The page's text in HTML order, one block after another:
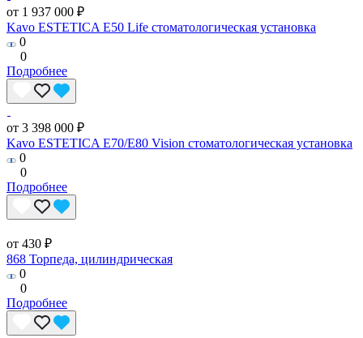
от 1 937 000 ₽
Kavo ESTETICA E50 Life стоматологическая установка
0
0
Подробнее
от 3 398 000 ₽
Kavo ESTETICA E70/E80 Vision стоматологическая установка
0
0
Подробнее
от 430 ₽
868 Торпеда, цилиндрическая
0
0
Подробнее